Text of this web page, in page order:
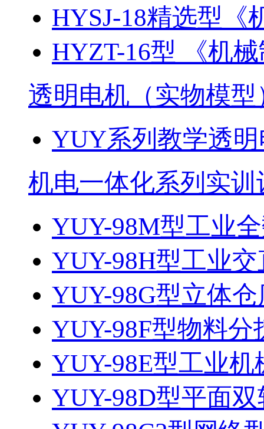
HYSJ-18精选型《
HYZT-16型 《机
透明电机（实物模
YUY系列教学透
机电一体化系列实训
YUY-98M型工业
YUY-98H型工业
YUY-98G型立体
YUY-98F型物料分
YUY-98E型工业
YUY-98D型平面